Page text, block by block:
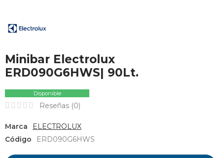
Minibar Electrolux
ERD090G6HWS| 90Lt.
Disponible
Reseñas (0)
Marca
ELECTROLUX
Código
ERD090G6HWS